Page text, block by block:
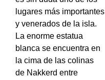
lugares más importantes
y venerados de la isla.
La enorme estatua
blanca se encuentra en
la cima de las colinas
de Nakkerd entre